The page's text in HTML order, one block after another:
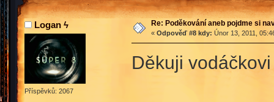
Logan ϟ
Příspěvků: 2067
Re: Poděkování aneb pojdme si
« Odpověď #8 kdy: Únor 13, 2011,
Děkuji